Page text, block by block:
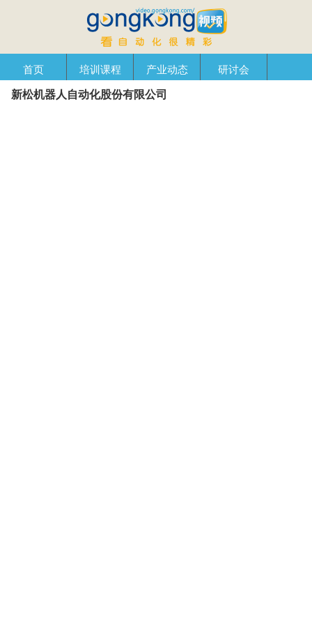
首页 培训课程 产业动态
研讨会
产品在线
自动化播客 创新管理
新松机器人自动化股份有限公司